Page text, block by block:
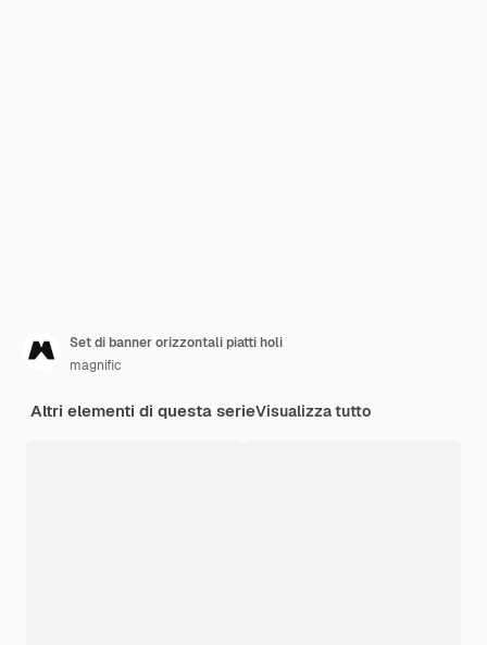
Set di banner orizzontali piatti holi
magnific
Altri elementi di questa serieVisualizza tutto